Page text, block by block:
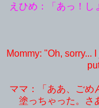
えひめ：「あっ！し
Mommy: "Oh, sorry...
ママ：「ああ、ご
塗っちゃった。さ